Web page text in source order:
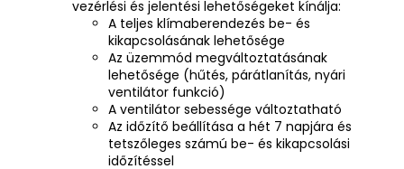
vezérlési és jelentési lehetőségeket kínálja:
A teljes klímaberendezés be- és
kikapcsolásának lehetősége
Az üzemmód megváltoztatásának
lehetősége (hűtés, párátlanítás, nyári
ventilátor funkció)
A ventilátor sebessége változtatható
Az időzítő beállítása a hét 7 napjára és
tetszőleges számú be- és kikapcsolási
időzítéssel